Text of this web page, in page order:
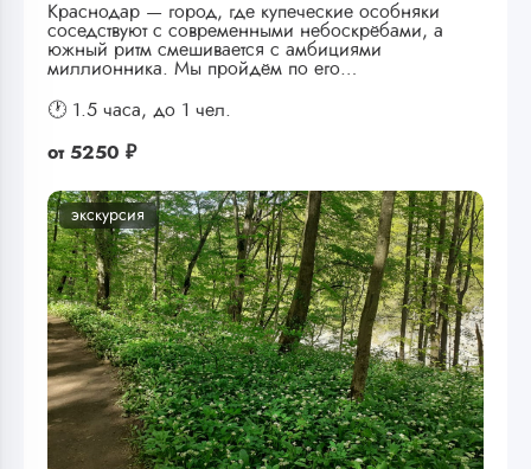
Краснодар — город, где купеческие особняки
соседствуют с современными небоскрёбами, а
южный ритм смешивается с амбициями
миллионника. Мы пройдём по его…
🕐 1.5 часа, до 1 чел.
от 5250 ₽
экскурсия